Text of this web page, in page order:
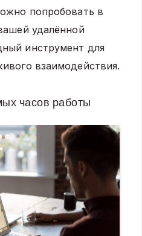
попробовать в
удалённой
инструмент для
взаимодействия.
часов работы